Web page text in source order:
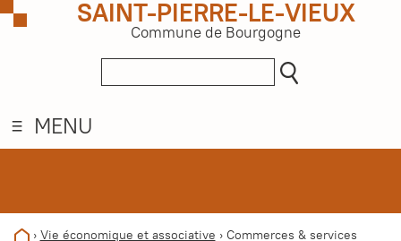
SAINT-PIERRE-LE-VIEUX
Commune de Bourgogne
MENU
› Vie économique et associative › Commerces & services